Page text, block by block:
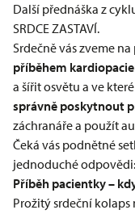
Další přednáška z
SRDCE ZASTAVÍ.
Srdečně vás zveme
příběhem
a šířit osvětu a ve
správně poskytnout
záchranáře a použít
Čeká vás podnětné
jednoduché odpovědi:
Příběh pacientky –
Prožitý srdeční